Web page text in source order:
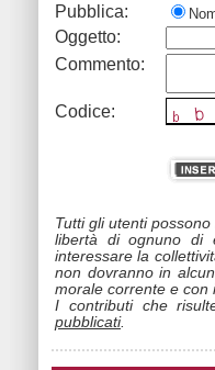
Pubblica:
Oggetto:
Commento:
Codice:
Tutti gli utenti
libertà di ognuno di
interessare la
non dovranno in
morale corrente e con
I contributi che
pubblicati.